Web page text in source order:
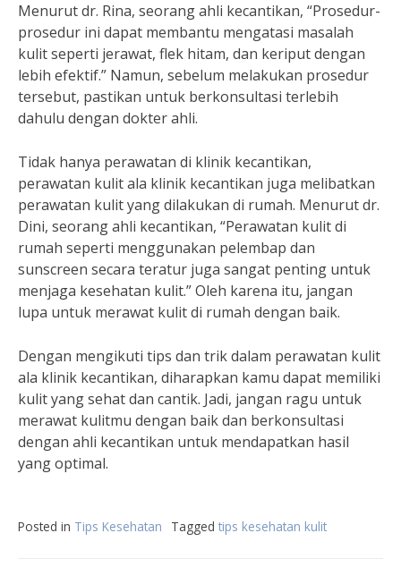
Menurut dr. Rina, seorang ahli kecantikan, “Prosedur-
prosedur ini dapat membantu mengatasi masalah
kulit seperti jerawat, flek hitam, dan keriput dengan
lebih efektif.” Namun, sebelum melakukan prosedur
tersebut, pastikan untuk berkonsultasi terlebih
dahulu dengan dokter ahli.
Tidak hanya perawatan di klinik kecantikan,
perawatan kulit ala klinik kecantikan juga melibatkan
perawatan kulit yang dilakukan di rumah. Menurut dr.
Dini, seorang ahli kecantikan, “Perawatan kulit di
rumah seperti menggunakan pelembap dan
sunscreen secara teratur juga sangat penting untuk
menjaga kesehatan kulit.” Oleh karena itu, jangan
lupa untuk merawat kulit di rumah dengan baik.
Dengan mengikuti tips dan trik dalam perawatan kulit
ala klinik kecantikan, diharapkan kamu dapat memiliki
kulit yang sehat dan cantik. Jadi, jangan ragu untuk
merawat kulitmu dengan baik dan berkonsultasi
dengan ahli kecantikan untuk mendapatkan hasil
yang optimal.
Posted in Tips Kesehatan Tagged tips kesehatan kulit